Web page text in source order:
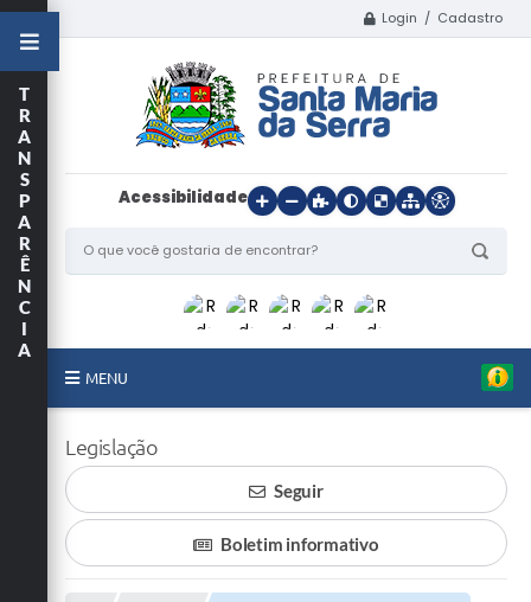
Login / Cadastro
Acessibilidade
MENU
O Município
Departamentos
Turismo
T
R
A
N
S
P
A
R
Ê
N
C
I
A
Legislação
Seguir
Boletim informativo